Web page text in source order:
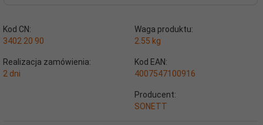
Kod CN:
3402 20 90
Waga produktu:
2.55 kg
Realizacja zamówienia:
2 dni
Kod EAN:
4007547100916
Producent:
SONETT